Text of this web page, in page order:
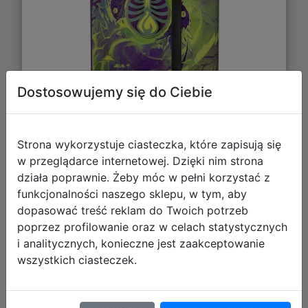
96,78 zł
DO KOSZYKA
Galeria zdjęć
Dostosowujemy się do Ciebie
Strona wykorzystuje ciasteczka, które zapisują się
w przeglądarce internetowej. Dzięki nim strona
działa poprawnie. Żeby móc w pełni korzystać z
funkcjonalności naszego sklepu, w tym, aby
dopasować treść reklam do Twoich potrzeb
poprzez profilowanie oraz w celach statystycznych
i analitycznych, konieczne jest zaakceptowanie
wszystkich ciasteczek.